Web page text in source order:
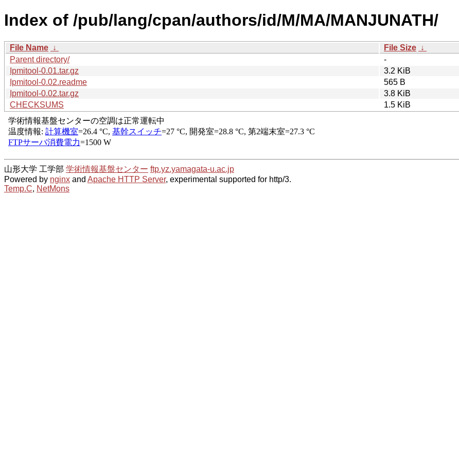
Index of /pub/lang/cpan/authors/id/M/MA/MANJUNATH/
File Name ↓ File Size ↓
Parent directory/
-
Ipmitool-0.01.tar.gz
3.2 KiB
Ipmitool-0.02.readme
565 B
Ipmitool-0.02.tar.gz
3.8 KiB
CHECKSUMS
1.5 KiB
山形大学 工学部 学術情報基盤センター ftp.yz.yamagata-u.ac.jp
Powered by nginx and Apache HTTP Server, experimental supported for http/3.
Temp.C, NetMons